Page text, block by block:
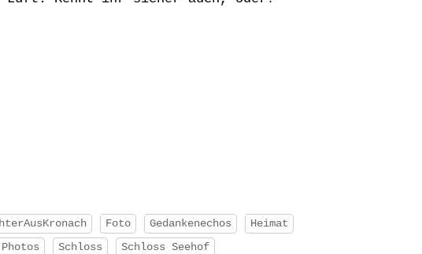
Foto Gedankenechos
Heimat
Photos Schloss Schloss Seehof